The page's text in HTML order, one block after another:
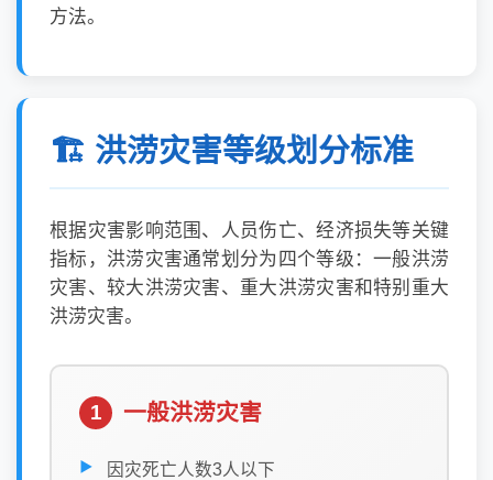
方法。
🏗️ 洪涝灾害等级划分标准
根据灾害影响范围、人员伤亡、经济损失等关键
指标，洪涝灾害通常划分为四个等级：一般洪涝
灾害、较大洪涝灾害、重大洪涝灾害和特别重大
洪涝灾害。
1 一般洪涝灾害
因灾死亡人数3人以下